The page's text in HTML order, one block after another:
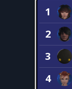
1
2
3
4